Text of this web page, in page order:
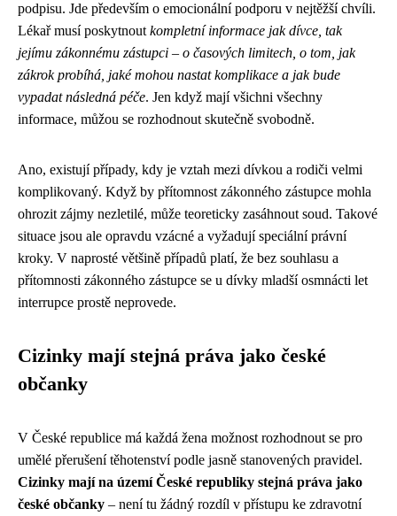
podpisu. Jde především o emocionální podporu v nejtěžší chvíli.
Lékař musí poskytnout kompletní informace jak dívce, tak
jejímu zákonnému zástupci – o časových limitech, o tom, jak
zákrok probíhá, jaké mohou nastat komplikace a jak bude
vypadat následná péče. Jen když mají všichni všechny
informace, můžou se rozhodnout skutečně svobodně.
Ano, existují případy, kdy je vztah mezi dívkou a rodiči velmi
komplikovaný. Když by přítomnost zákonného zástupce mohla
ohrozit zájmy nezletilé, může teoreticky zasáhnout soud. Takové
situace jsou ale opravdu vzácné a vyžadují speciální právní
kroky. V naprosté většině případů platí, že bez souhlasu a
přítomnosti zákonného zástupce se u dívky mladší osmnácti let
interrupce prostě neprovede.
Cizinky mají stejná práva jako české
občanky
V České republice má každá žena možnost rozhodnout se pro
umělé přerušení těhotenství podle jasně stanovených pravidel.
Cizinky mají na území České republiky stejná práva jako
české občanky – není tu žádný rozdíl v přístupu ke zdravotní